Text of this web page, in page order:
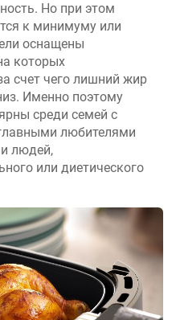
Но при этом
к минимуму или
оснащены
которых
счет чего лишний жир
Именно поэтому
среди семей с
любителями
людей,
или диетического